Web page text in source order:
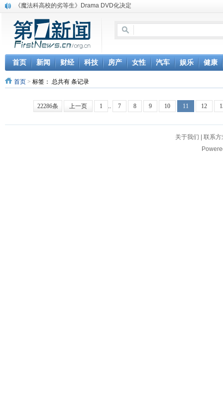
《魔法科高校的劣等生》Drama DVD化决定
消息称刘强东要求京东商城明年扭亏为盈
保健品也能吃出一身病? 康宝莱员工自揭多项家丑
煤价"跳水"电企利润"蹦高" 电煤联动亟待完善
苹果公司自建太阳能电厂为数据中心供电
吃饭、睡觉、黑人人？
网络电商和传统出版商的角逐：亚马逊停止接受Hachette所有图书订单
《中二病也想谈恋爱》女主角特报预告公开
首页 新闻 财经 科技 房产 女性 汽车 娱乐 健康
首页 > 标签： 总共有 条记录
22286条 上一页 1 .. 7 8 9 10 11 12
关于我们
联系方